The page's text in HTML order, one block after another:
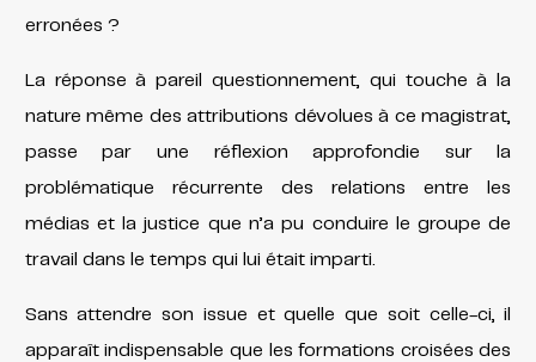
erronées ?
La réponse à pareil questionnement, qui touche à la
nature même des attributions dévolues à ce magistrat,
passe par une réflexion approfondie sur la
problématique récurrente des relations entre les
médias et la justice que n’a pu conduire le groupe de
travail dans le temps qui lui était imparti.
Sans attendre son issue et quelle que soit celle-ci, il
apparaît indispensable que les formations croisées des